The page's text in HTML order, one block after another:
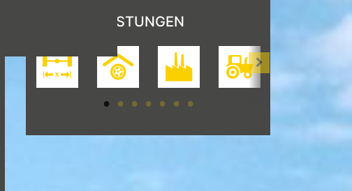
UNSERE LEISTUNGEN
[Achsvermessung>[Einlagerung>[Industriereifen>[Landwirtschaft>